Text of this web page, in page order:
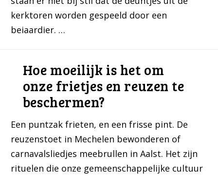
kerktoren worden gespeeld door een
beiaardier. …
Hoe moeilijk is het om
onze frietjes en reuzen te
beschermen?
Een puntzak frieten, en een frisse pint. De
reuzenstoet in Mechelen bewonderen of
carnavalsliedjes meebrullen in Aalst. Het zijn
rituelen die onze gemeenschappelijke cultuur